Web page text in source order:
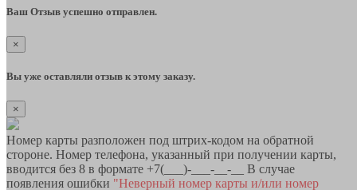
Ваш Отзыв успешно отправлен.
×
Вы уже оставляли отзыв к этому заказу.
×
Номер карты разположен под штрих-кодом на обратной
стороне. Номер телефона, указанный при получении карты,
вводится без 8 в формате +7(___)-___-__-__ В случае
появления ошибки "Неверный номер карты и/или номер